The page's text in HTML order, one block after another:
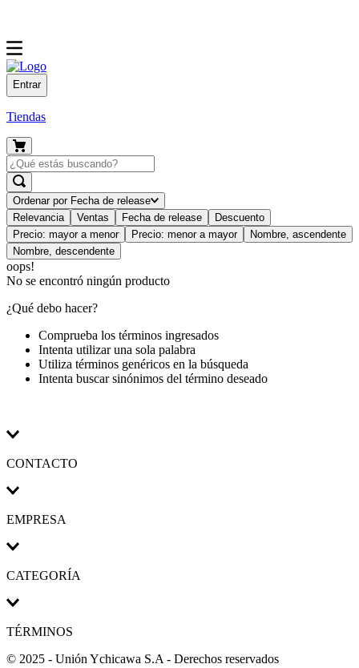
Entrar
Tiendas
Ordenar por Fecha de release
Relevancia
Ventas Fecha de release
Descuento
Precio: mayor a menor
Precio: menor a mayor
Nombre, ascendente
Nombre, descendente
oops!
No se encontró ningún producto
¿Qué debo hacer?
Comprueba los términos ingresados
Intenta utilizar una sola palabra
Utiliza términos genéricos en la búsqueda
Intenta buscar sinónimos del término deseado
CONTACTO
EMPRESA
CATEGORÍA
TÉRMINOS
© 2025 - Unión Ychicawa S.A - Derechos reservados